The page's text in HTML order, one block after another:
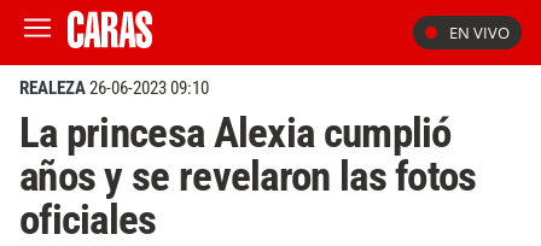
EN VIVO
REALEZA26-06-2023 09:10
La princesa Alexia cumplió
años y se revelaron las fotos
oficiales